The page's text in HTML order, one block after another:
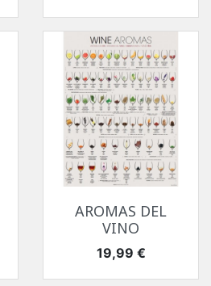
AROMAS DEL
VINO
Precio
19,99 €